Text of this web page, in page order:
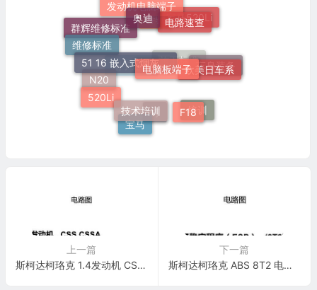
宝马 灯
培训
F18
技术培训
520Li
N20 端子速查
施工标准车身装备
欧美日车系
电脑板端子
51 16 嵌入式烟灰缸托架
维修标准
群辉维修标准 奔驰
宝马520Li
电路速查
奥迪
发动机电脑端子
上一篇
斯柯达柯珞克 1.4发动机 CSSA 电路图
下一篇
斯柯达柯珞克 ABS 8T2 电路图